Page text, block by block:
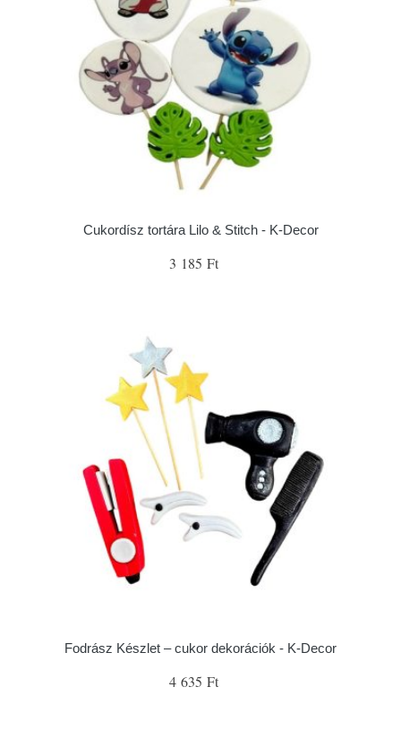
Cukordísz tortára Lilo & Stitch - K-Decor
3 185 Ft
Fodrász Készlet – cukor dekorációk - K-Decor
4 635 Ft